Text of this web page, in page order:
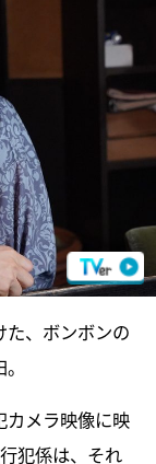
、ボンボンの
カメラ映像に映
犯係は、それ